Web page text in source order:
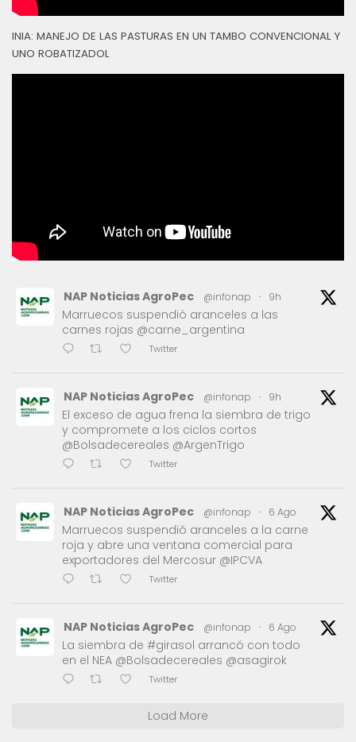
INIA: MANEJO DE LAS PASTURAS EN UN TAMBO CONVENCIONAL Y
UNO ROBATIZADOL
NAP Noticias AgroPec @infonap · 9h
Marruecos suspendió aranceles a las
carnes rojas @carne_argentina
Twitter
NAP Noticias AgroPec @infonap · 9h
El exceso de agua frena la siembra de trigo
y compromete a los ciclos cortos
@Bolsadecereales @ArgenTrigo
Twitter
NAP Noticias AgroPec @infonap · 6 Ago
Marruecos suspendió aranceles a la carne
roja y abre una ventana comercial para
exportadores del Mercosur @IPCVA
Twitter
NAP Noticias AgroPec @infonap · 6 Ago
La siembra de #girasol arrancó con todo
en el NEA @Bolsadecereales @asagirok
Twitter
Load More